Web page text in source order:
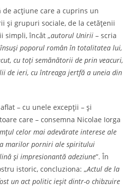
de acţiune care a cuprins un
şi grupuri sociale, de la cetăţenii
simpli, încât „autorul Unirii – scria
poporul român în totalitatea lui,
cu toţi semănătorii de prin veacuri,
de ieri, cu întreaga jertfă a uneia din
– cu unele excepţii – şi
care – consemna Nicolae Iorga
celor mai adevărate interese ale
marilor porniri ale spiritului
şi impresionantă adeziune”. În
istoric, concluziona: „Actul de la
un act politic ieşit dintr-o chibzuire